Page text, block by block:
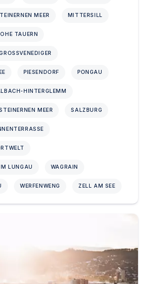
MEER MITTERSILL
TAUERN
PIESENDORF PONGAU
HINTERGLEMM
MEER SALZBURG
LUNGAU WAGRAIN
WERFENWENG ZELL AM SEE